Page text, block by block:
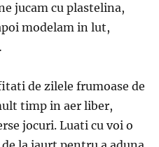
jucam cu plastelina,
modelam in lut,
de zilele frumoase de
timp in aer liber,
jocuri. Luati cu voi o